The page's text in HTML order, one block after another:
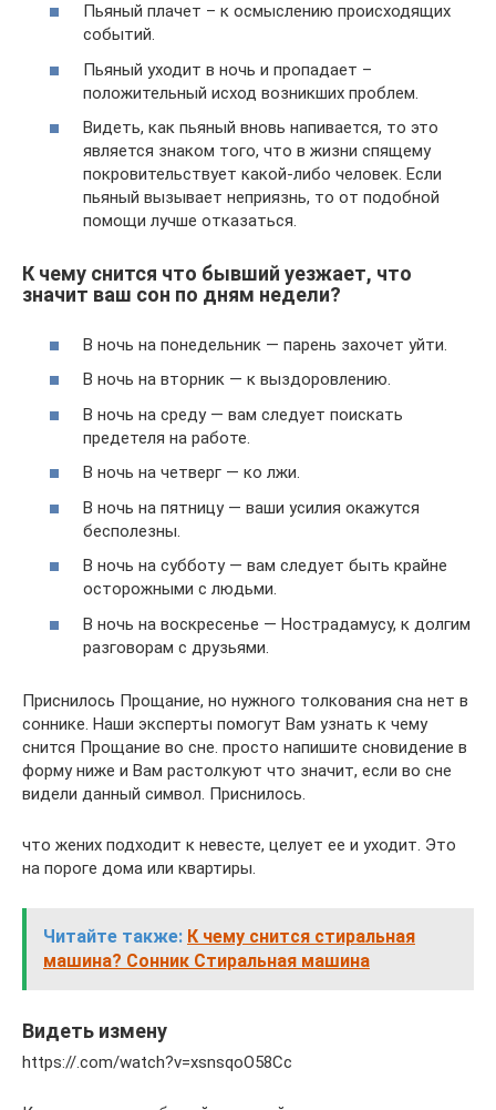
Пьяный плачет – к осмыслению происходящих
событий.
Пьяный уходит в ночь и пропадает –
положительный исход возникших проблем.
Видеть, как пьяный вновь напивается, то это
является знаком того, что в жизни спящему
покровительствует какой-либо человек. Если
пьяный вызывает неприязнь, то от подобной
помощи лучше отказаться.
К чему снится что бывший уезжает, что
значит ваш сон по дням недели?
В ночь на понедельник — парень захочет уйти.
В ночь на вторник — к выздоровлению.
В ночь на среду — вам следует поискать
предетеля на работе.
В ночь на четверг — ко лжи.
В ночь на пятницу — ваши усилия окажутся
бесполезны.
В ночь на субботу — вам следует быть крайне
осторожными с людьми.
В ночь на воскресенье — Нострадамусу, к долгим
разговорам с друзьями.
Приснилось Прощание, но нужного толкования сна нет в
соннике. Наши эксперты помогут Вам узнать к чему
снится Прощание во сне. просто напишите сновидение в
форму ниже и Вам растолкуют что значит, если во сне
видели данный символ. Приснилось.
что жених подходит к невесте, целует ее и уходит. Это
на пороге дома или квартиры.
Читайте также: К чему снится стиральная
машина? Сонник Стиральная машина
Видеть измену
https://.com/watch?v=xsnsqoO58Cc